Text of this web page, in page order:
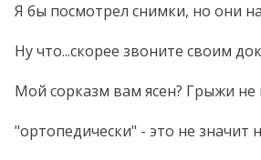
Я бы посмотрел снимки, но они
Ну что...скорее звоните своим
Мой сорказм вам ясен? Грыжи
"ортопедически" - это не значит